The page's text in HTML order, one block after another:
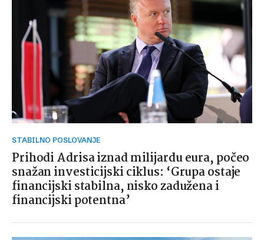
STABILNO POSLOVANJE
Prihodi Adrisa iznad milijardu eura, počeo
snažan investicijski ciklus: ‘Grupa ostaje
financijski stabilna, nisko zadužena i
financijski potentna’